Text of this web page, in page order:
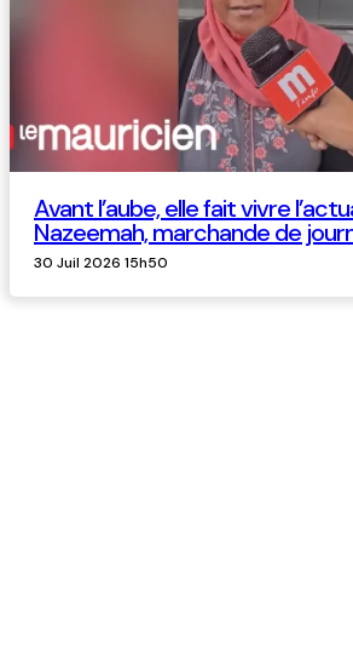
Avant l’aube, elle fait vivre
Nazeemah, marchande de
30 Juil 2026 15h50